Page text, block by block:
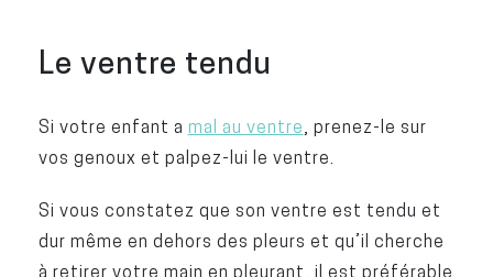
Le ventre tendu
Si votre enfant a mal au ventre , prenez-le sur
vos genoux et palpez-lui le ventre.
Si vous constatez que son ventre est tendu et
dur même en dehors des pleurs et qu’il cherche
à retirer votre main en pleurant, il est préférable